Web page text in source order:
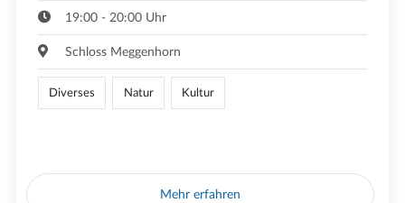
19:00 - 20:00 Uhr
Schloss Meggenhorn
Diverses Natur Kultur
Mehr erfahren